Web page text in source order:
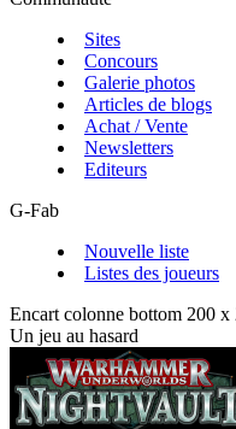
Sites
Concours
Galerie photos
Articles de blogs
Achat / Vente
Newsletters
Editeurs
G-Fab
Nouvelle liste
Listes des joueurs
Encart colonne bottom 200 x
Un jeu au hasard